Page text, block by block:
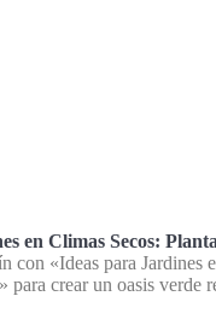
en Climas Secos:
con «Ideas para Jardines
para crear un oasis verde